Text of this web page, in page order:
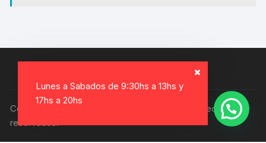
Lunes a Sabados de 9:30hs a 13hs y
17hs a 20hs
Copyright © 2026, Electro Gamer. Todos los derechos
reservados.